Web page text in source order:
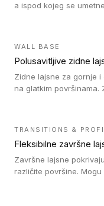
a ispod kojeg se
WALL BASE
Polusavitljive zidne
Zidne lajsne za gornje i
na glatkim površinama.
TRANSITIONS &
Fleksibilne završne
Završne lajsne
različite površine.